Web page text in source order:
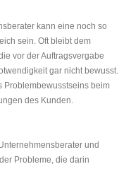
kann eine noch so
sein. Oft bleibt dem
vor der Auftragsvergabe
gar nicht bewusst.
Problembewusstseins beim
des Kunden.
und
Pro­bleme, die darin